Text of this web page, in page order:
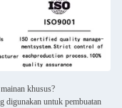
khusus?
digunakan untuk pembuatan